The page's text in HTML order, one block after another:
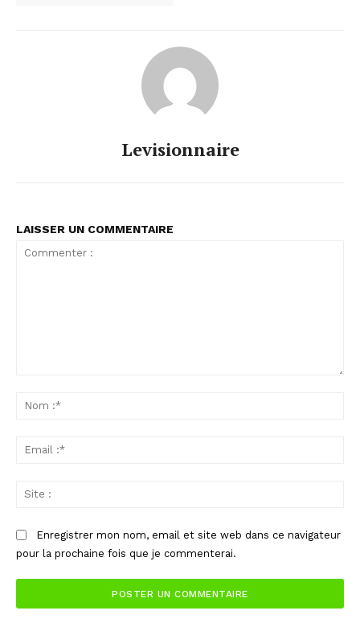
Levisionnaire
LAISSER UN COMMENTAIRE
Enregistrer mon nom, email et site web dans ce navigateur
pour la prochaine fois que je commenterai.